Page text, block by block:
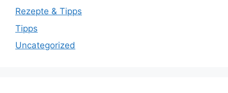
Rezepte & Tipps
Tipps
Uncategorized